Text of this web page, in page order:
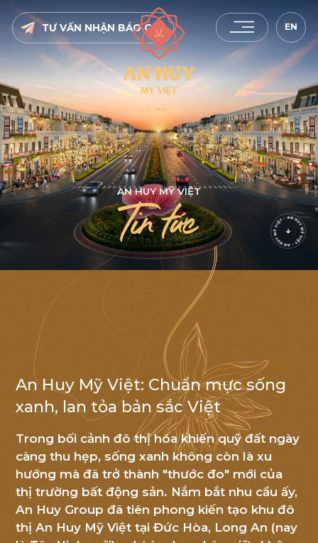
TƯ VẤN NHẬN BÁO GIÁ EN
AN HUY MỸ VIỆT
Tintức
An Huy Mỹ Việt: Chuẩn mực sống
xanh, lan tỏa bản sắc Việt
Trong bối cảnh đô thị hóa khiến quỹ đất ngày
càng thu hẹp, sống xanh không còn là xu
hướng mà đã trở thành "thước đo" mới của
thị trường bất động sản. Nắm bắt nhu cầu ấy,
An Huy Group đã tiên phong kiến tạo khu đô
thị An Huy Mỹ Việt tại Đức Hòa, Long An (nay
NHẬN TIN
Cảm
ơn
Quý
khách
hàng
đã